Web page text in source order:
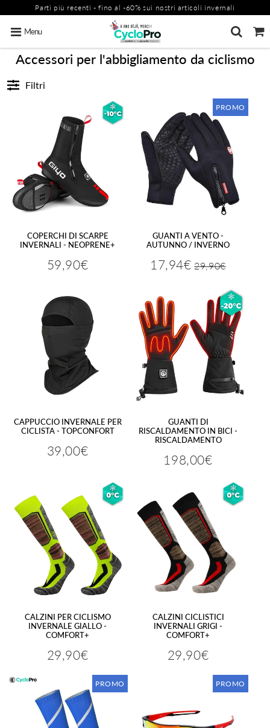
Parti più recenti - fino al -60% sui nostri articoli invernali
Menu
Accessori per l'abbigliamento da ciclismo
Filtri
COPERCHI DI SCARPE
INVERNALI - NEOPRENE+
Prezzo
59,90€
PROMO
GUANTI A VENTO -
AUTUNNO / INVERNO
Prezzo
17,94€ 17,94€
Prezzo
29,90€29,90€
CAPPUCCIO INVERNALE PER
CICLISTA - TOPCONFORT
Prezzo
39,00€
GUANTI DI
RISCALDAMENTO IN BICI -
RISCALDAMENTO
Prezzo
198,00€
CALZINI PER CICLISMO
INVERNALE GIALLO -
COMFORT+
Prezzo
29,90€
CALZINI CICLISTICI
INVERNALI GRIGI -
COMFORT+
Prezzo
29,90€
PROMO PROMO